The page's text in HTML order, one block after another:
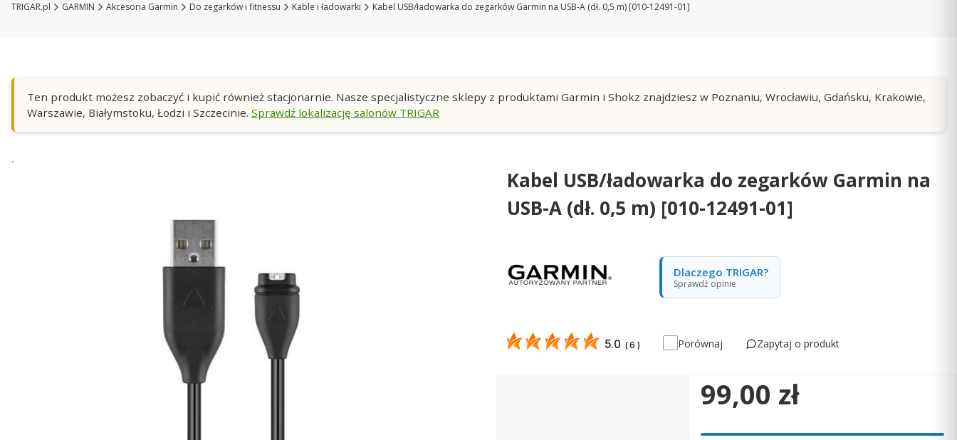
TRIGAR.pl GARMIN Akcesoria Garmin Do zegarków i fitnessu Kable i ładowarki Kabel USB/ładowarka do zegarków Garmin na USB-A (dł. 0,5 m) [010-12491-01]
Ten produkt możesz zobaczyć i kupić również stacjonarnie. Nasze specjalistyczne sklepy z produktami Garmin i Shokz znajdziesz w Poznaniu, Wrocławiu, Gdańsku, Krakowie,
Warszawie, Białymstoku, Łodzi i Szczecinie. Sprawdź lokalizację salonów TRIGAR
Kabel USB/ładowarka do zegarków Garmin na
USB-A (dł. 0,5 m) [010-12491-01]
Dlaczego TRIGAR?
Sprawdź opinie
5.0 (6 ) Porównaj Zapytaj o produkt
Cena
99,00 zł